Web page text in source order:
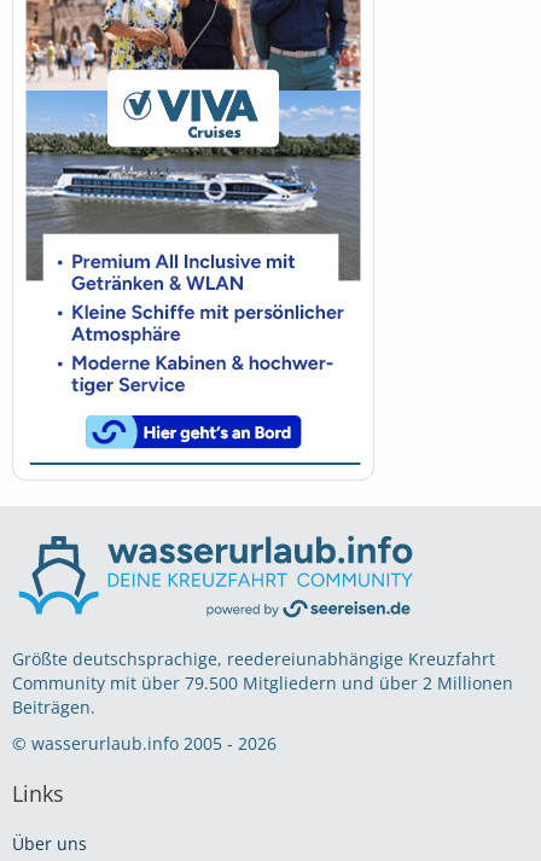
Größte deutschsprachige, reedereiunabhängige Kreuzfahrt
Community mit über 79.500 Mitgliedern und über 2 Millionen
Beiträgen.
© wasserurlaub.info 2005 - 2026
Links
Über uns